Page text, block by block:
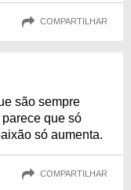
COMPARTILHAR
são sempre
que só
só aumenta.
COMPARTILHAR